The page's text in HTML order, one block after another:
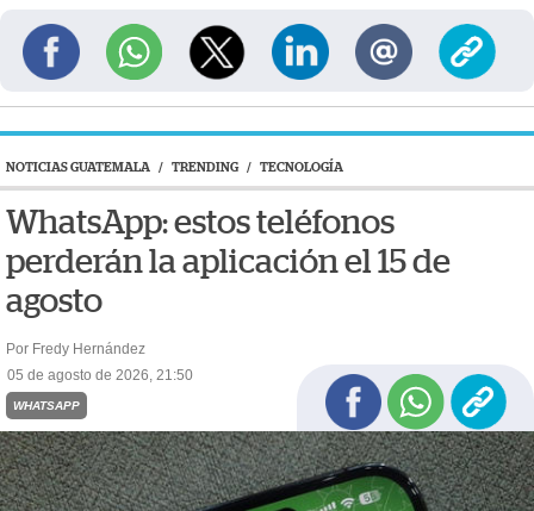
NOTICIAS GUATEMALA / TRENDING / TECNOLOGÍA
WhatsApp: estos teléfonos
perderán la aplicación el 15 de
agosto
Por Fredy Hernández
05 de agosto de 2026, 21:50
WHATSAPP